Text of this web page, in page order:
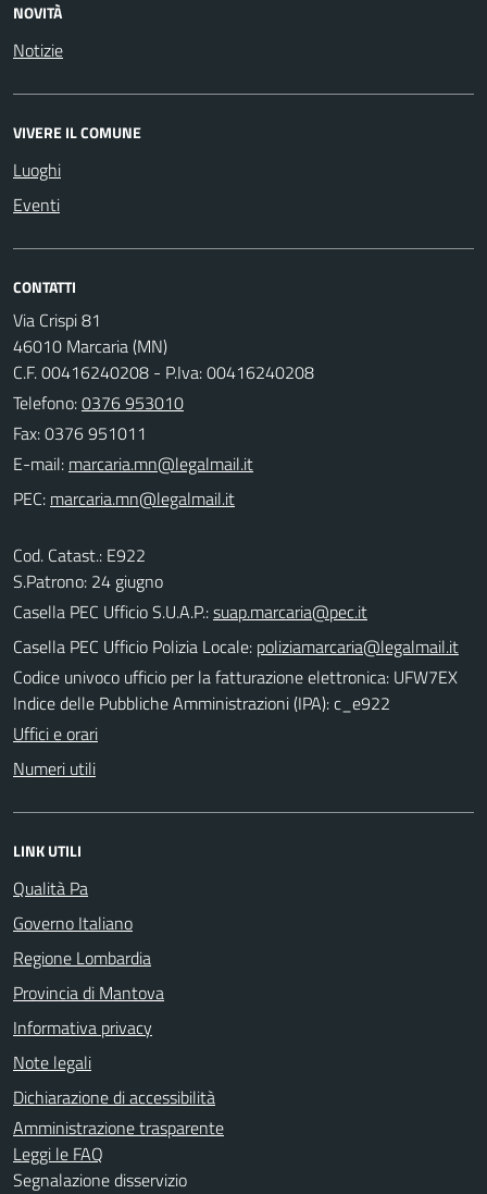
NOVITÀ
Notizie
VIVERE IL COMUNE
Luoghi
Eventi
CONTATTI
Via Crispi 81
46010 Marcaria (MN)
C.F. 00416240208 - P.Iva: 00416240208
Telefono:0376 953010
Fax: 0376 951011
E-mail:
PEC:
Cod. Catast.: E922
S.Patrono: 24 giugno
Casella PEC Ufficio S.U.A.P.:suap.marcaria@pec.it
Casella PEC Ufficio Polizia Locale: poliziamarcaria@legalmail.it
Codice univoco ufficio per la fatturazione elettronica: UFW7EX
Indice delle Pubbliche Amministrazioni (IPA): c_e922
Uffici e orari
Numeri utili
LINK UTILI
Qualità Pa
Governo Italiano
Regione Lombardia
Provincia di Mantova
Informativa privacy
Note legali
Dichiarazione di accessibilità
Amministrazione trasparente
Leggi le FAQ
Segnalazione disservizio